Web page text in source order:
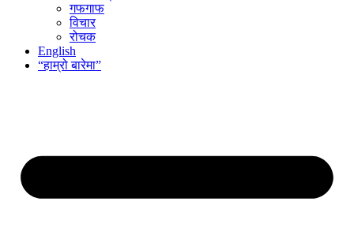
गफगाफ
विचार
रोचक
English
“हाम्रो बारेमा”